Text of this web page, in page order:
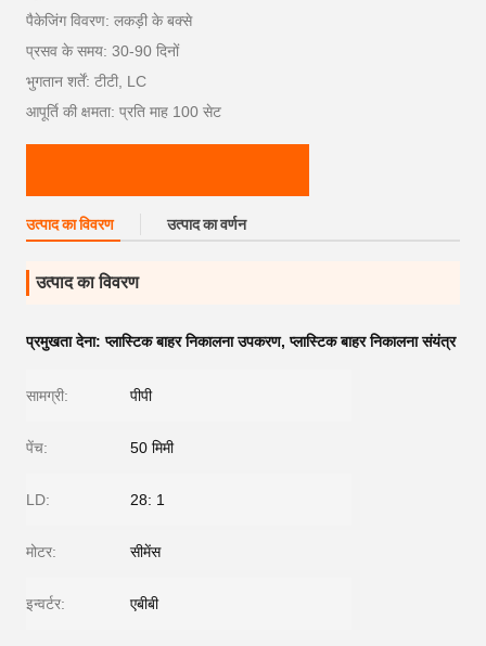
पैकेजिंग विवरण: लकड़ी के बक्से
प्रसव के समय: 30-90 दिनों
भुगतान शर्तें: टीटी, LC
आपूर्ति की क्षमता: प्रति माह 100 सेट
उत्पाद का विवरण उत्पाद का वर्णन
उत्पाद का विवरण
प्रमुखता देना:प्लास्टिक बाहर निकालना उपकरण,प्लास्टिक बाहर निकालना संयंत्र
सामग्री: पीपी
पेंच: 50 मिमी
LD: 28: 1
मोटर: सीमेंस
इन्वर्टर: एबीबी